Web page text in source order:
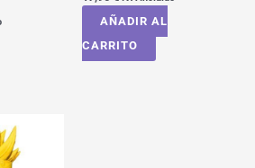
AÑADIR AL
CARRITO